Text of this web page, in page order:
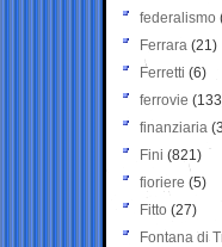
federalismo
Ferrara (21)
Ferretti (6)
ferrovie
finanziaria
Fini (821)
fioriere (5)
Fitto (27)
Fontana di